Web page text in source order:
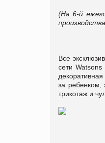
(На 6-й
Все
сети
за ребенком,
трикотаж и